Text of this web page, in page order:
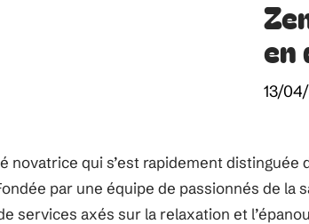
en
13/
novatrice qui s’est rapidement distinguée
par une équipe de passionnés de la
services axés sur la relaxation et